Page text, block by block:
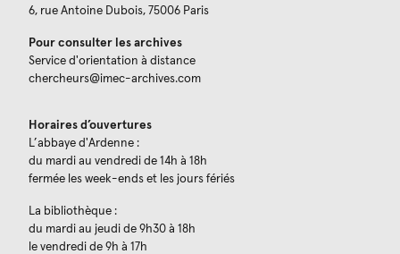
6, rue Antoine Dubois, 75006 Paris
Pour consulter les archives
Service d'orientation à distance
chercheurs@imec-archives.com
Horaires d’ouvertures
L’abbaye d'Ardenne :
du mardi au vendredi de 14h à 18h
fermée les week-ends et les jours fériés
La bibliothèque :
du mardi au jeudi de 9h30 à 18h
le vendredi de 9h à 17h